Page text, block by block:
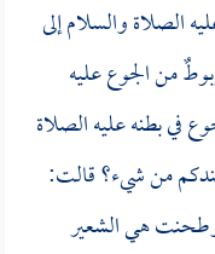
الصلاة والسلام إلى
من الجوع عليه
في بطنه عليه الصلاة
من شيء؟ قالت:
هي الشعير